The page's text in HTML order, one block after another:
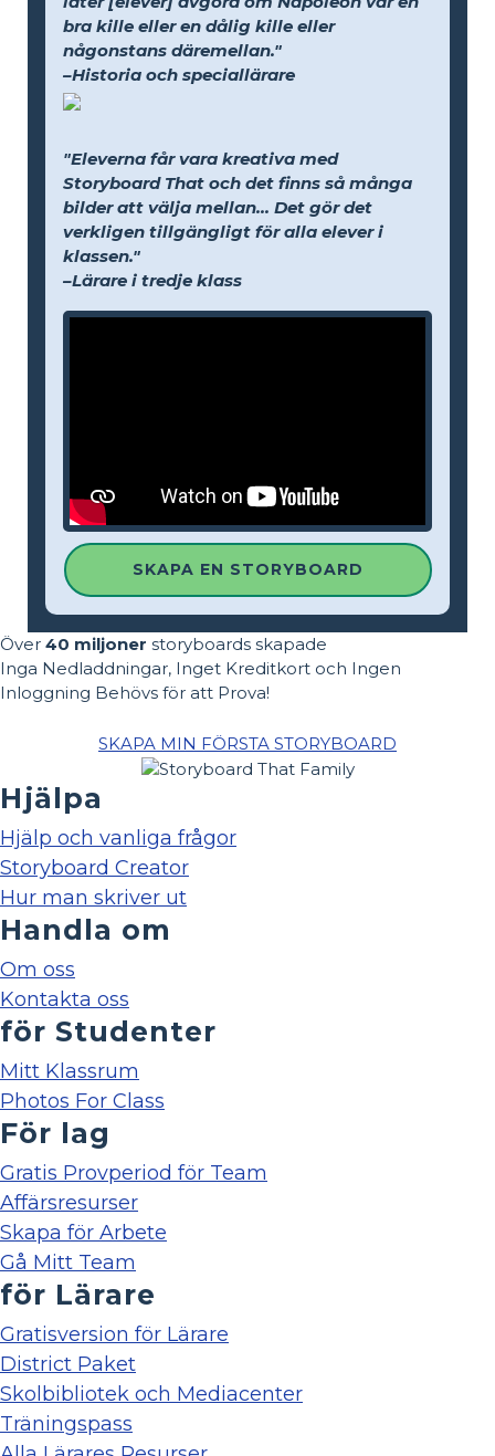
bra kille eller en dålig kille eller
någonstans däremellan."
–Historia och speciallärare
"Eleverna får vara kreativa med
Storyboard That och det finns så många
bilder att välja mellan... Det gör det
verkligen tillgängligt för alla elever i
klassen."
–Lärare i tredje klass
SKAPA EN STORYBOARD
Över 40 miljoner storyboards skapade
Inga Nedladdningar, Inget Kreditkort och Ingen
Inloggning Behövs för att Prova!
SKAPA MIN FÖRSTA STORYBOARD
Hjälpa
Hjälp och vanliga frågor
Storyboard Creator
Hur man skriver ut
Handla om
Om oss
Kontakta oss
för Studenter
Mitt Klassrum
Photos For Class
För lag
Gratis Provperiod för Team
Affärsresurser
Skapa för Arbete
Gå Mitt Team
för Lärare
Gratisversion för Lärare
District Paket
Skolbibliotek och Mediacenter
Träningspass